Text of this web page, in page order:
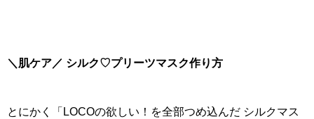
＼肌ケア／ シルク♡プリーツマスク作り方
とにかく「LOCOの欲しい！を全部つめ込んだ シルクマス